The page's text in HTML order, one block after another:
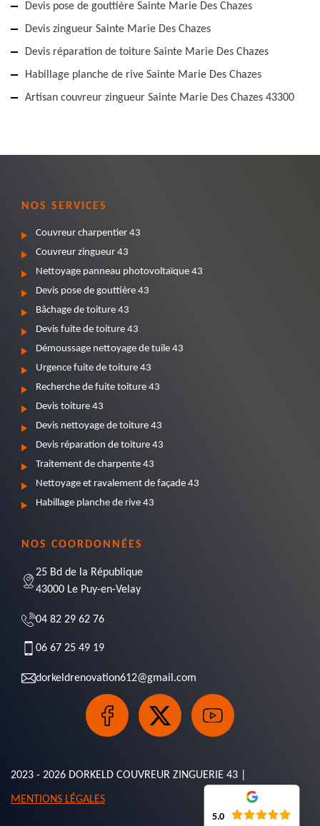
Devis pose de gouttière Sainte Marie Des Chazes
Devis zingueur Sainte Marie Des Chazes
Devis réparation de toiture Sainte Marie Des Chazes
Habillage planche de rive Sainte Marie Des Chazes
Artisan couvreur zingueur Sainte Marie Des Chazes 43300
NOS SERVICES
Couvreur charpentier 43
Couvreur zingueur 43
Nettoyage panneau photovoltaïque 43
Devis pose de gouttière 43
Bâchage de toiture 43
Devis fuite de toiture 43
Démoussage nettoyage de tuile 43
Urgence fuite de toiture 43
Recherche de fuite toiture 43
Devis toiture 43
Devis nettoyage de toiture 43
Devis réparation de toiture 43
Traitement de charpente 43
Nettoyage et ravalement de façade 43
Habillage planche de rive 43
NOS COORDONNÉES
25 Bd de la République
43000 Le Puy-en-Velay
04 82 29 62 76
06 67 25 49 19
dorkeldrenovation612@gmail.com
2023 - 2026 DORKELD COUVREUR ZINGUERIE 43 |
MENTIONS LÉGALES
5.0